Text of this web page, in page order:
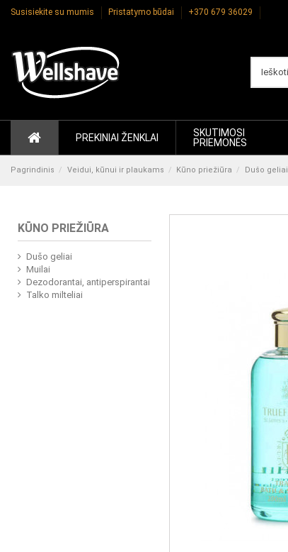
Susisiekite su mumis Pristatymo būdai +370 679 36029
PREKINIAI ŽENKLAI
SKUTIMOSI
PRIEMONĖS
Pagrindinis Veidui, kūnui ir plaukams Kūno priežiūra Dušo geliai
KŪNO PRIEŽIŪRA
Dušo geliai
Muilai
Dezodorantai, antiperspirantai
Talko milteliai